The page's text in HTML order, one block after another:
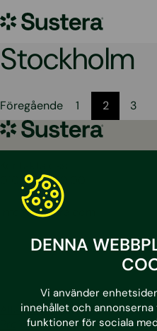
DENNA
Vi använder
innehållet och annonserna
funktioner för sociala
till
Sustera
Sweden
Stockholm
Sidnumrering
för
inlägg
Föregående 1 2 3
Sustera
Sweden
010 – 204 19 00
info@sustera.com
LinkedIn
Facebook
Instagram
Youtube
Alla tjänster
Projekt